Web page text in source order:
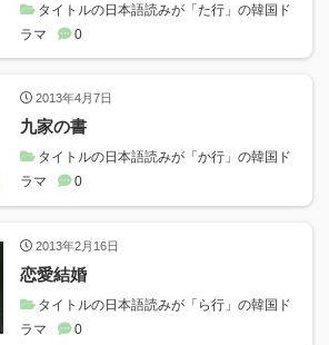
タイトルの日本語読みが「た行」の韓国ド
ラマ
0
2013年4月7日
九家の書
タイトルの日本語読みが「か行」の韓国ド
ラマ
0
2013年2月16日
恋愛結婚
タイトルの日本語読みが「ら行」の韓国ド
ラマ
0